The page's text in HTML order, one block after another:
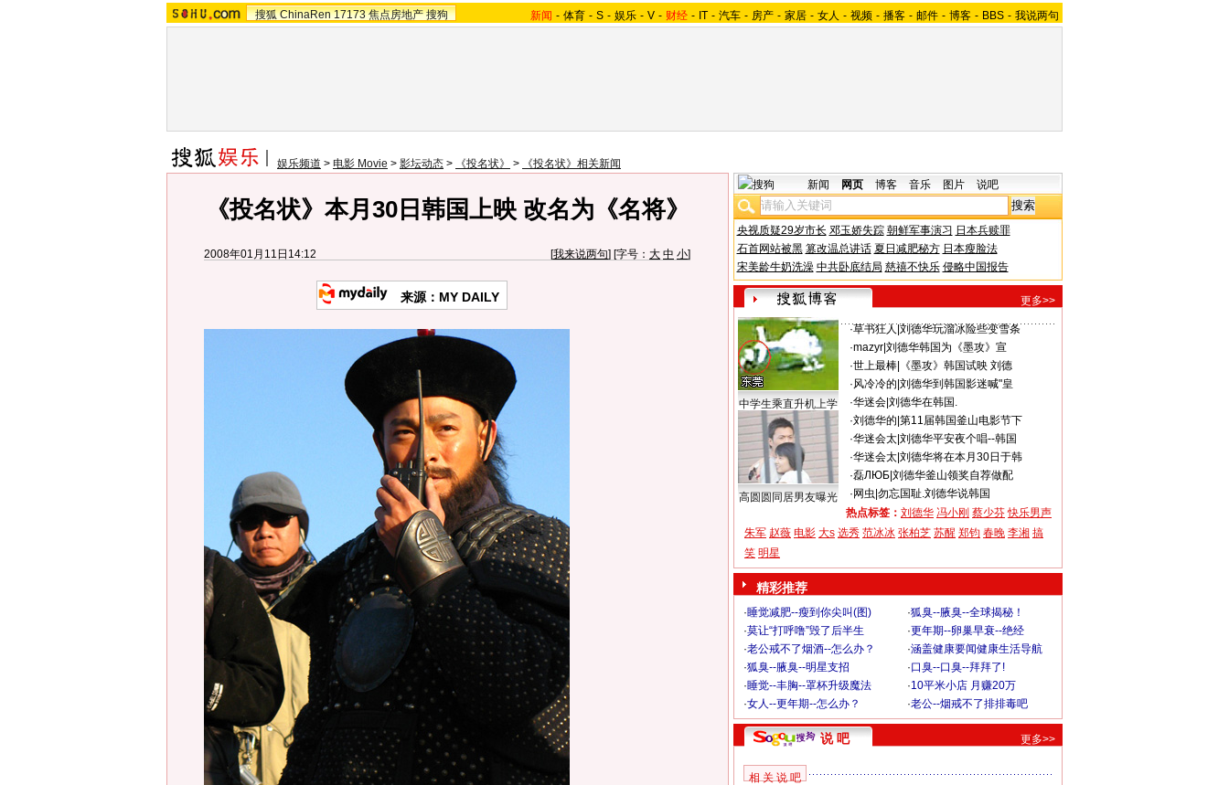
搜狐 ChinaRen 17173 焦点房地产 搜狗 新闻 - 体育 - S - 娱乐 - V - 财经 - IT - 汽车 - 房产 - 家居 - 女人 - 视频 - 播客 - 邮件 - 博客 - BBS - 我说两句
娱乐频道 > 电影 Movie > 影坛动态 > 《投名状》 > 《投名状》相关新闻
《投名状》本月30日韩国上映 改名为《名将》
2008年01月11日14:12 [我来说两句] [字号： 大 中 小]
来源：MY DAILY
新闻 网页 博客 音乐 图片 说吧
央视质疑29岁市长 邓玉娇失踪 朝鲜军事演习 日本兵赎罪
石首网站被黑 篡改温总讲话 夏日减肥秘方 日本瘦脸法
宋美龄牛奶洗澡 中共卧底结局 慈禧不快乐 侵略中国报告
更多>>
中学生乘直升机上学
高圆圆同居男友曝光
·草书狂人 刘德华玩溜冰险些变雪条
·mazyr| 刘德华韩国为《墨攻》宣
·世上最棒|
《墨攻》韩国试映 刘德
·风冷冷的 刘德华到韩国影迷喊"皇
·华迷会| 刘德华在韩国.
·刘德华的 第11届韩国釜山电影节下
·华迷会太| 刘德华平安夜个唱--韩国
·华迷会太| 刘德华将在本月30日于韩
·磊ЛЮБ| 刘德华釜山领奖自荐做配
· 网虫 勿忘国耻.刘德华说韩国
热点标签： 刘德华 冯小刚 蔡少芬 快乐男声
朱军 赵薇 电影 大s 选秀 范冰冰 张柏芝 苏醒 郑钧 春晚 李湘 搞
笑 明星
精彩推荐
·睡觉减肥--瘦到你尖叫(图) ·狐臭--腋臭--全球揭秘！
·莫让“打呼噜”毁了后半生 ·更年期--卵巢早衰--绝经
·老公戒不了烟酒--怎么办？ ·涵盖健康要闻健康生活导航
·狐臭--腋臭--明星支招 ·口臭--口臭--拜拜了!
·睡觉--丰胸--罩杯升级魔法 ·10平米小店 月赚20万
·女人--更年期--怎么办？ ·老公--烟戒不了排排毒吧
说 吧 更多>>
相 关 说 吧